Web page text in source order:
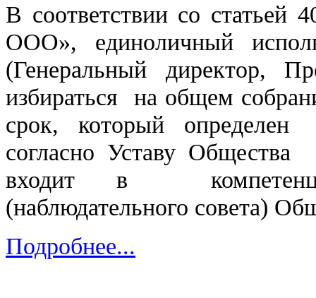
В соответствии со статьей
ООО», единоличный
(Генеральный директор,
избираться на общем
срок, который
согласно Уставу
входит в
(наблюдательного совета)
Подробнее...